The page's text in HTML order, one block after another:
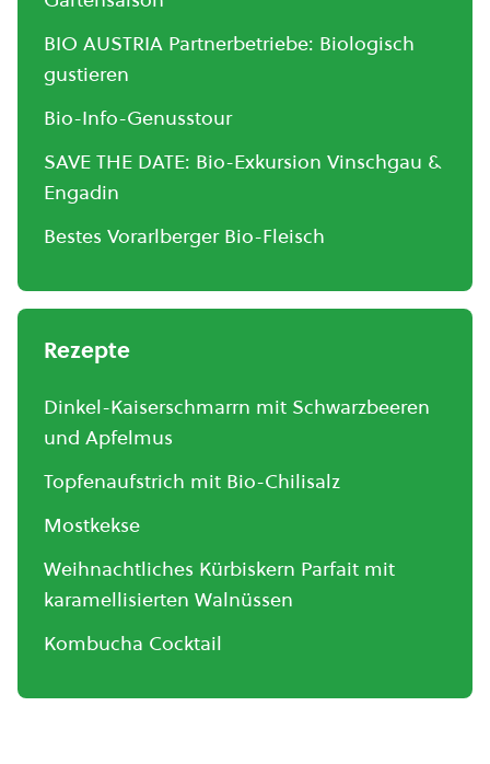
BIO AUSTRIA Partnerbetriebe: Biologisch
gustieren
Bio-Info-Genusstour
SAVE THE DATE: Bio-Exkursion Vinschgau &
Engadin
Bestes Vorarlberger Bio-Fleisch
Rezepte
Dinkel-Kaiserschmarrn mit Schwarzbeeren
und Apfelmus
Topfenaufstrich mit Bio-Chilisalz
Mostkekse
Weihnachtliches Kürbiskern Parfait mit
karamellisierten Walnüssen
Kombucha Cocktail